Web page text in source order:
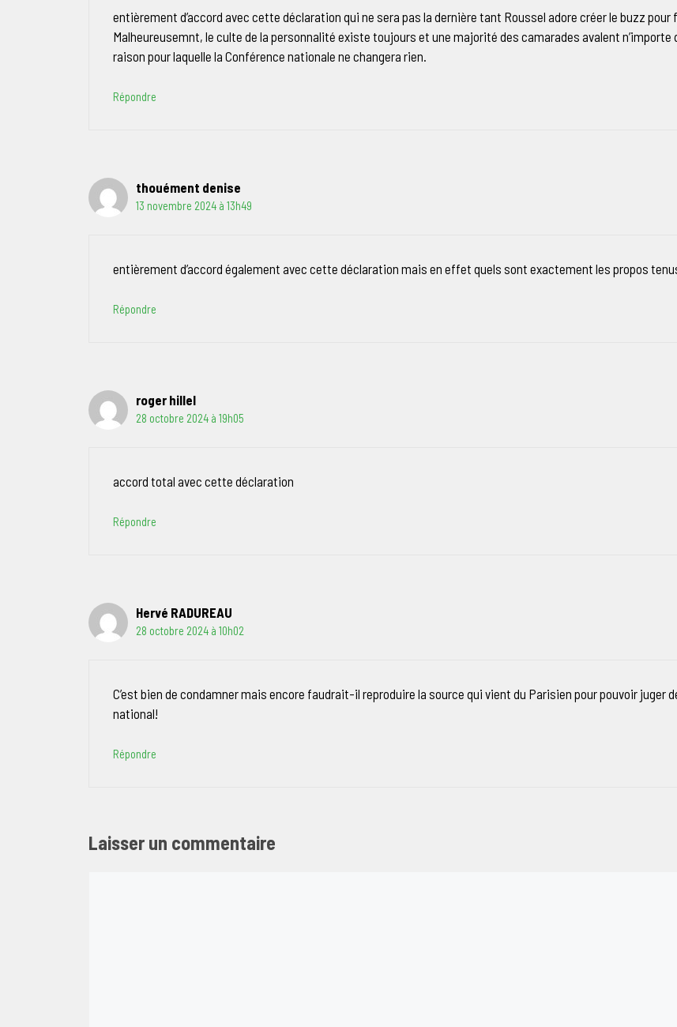
entièrement d’accord avec cette déclaration qui ne sera pas la dernière tant Roussel adore créer le buzz pour
Malheureusemnt, le culte de la personnalité existe toujours et une majorité des camarades avalent
raison pour laquelle la Conférence nationale ne changera rien.
Répondre
thouément denise
13 novembre 2024 à 13h49
entièrement d’accord également avec cette déclaration mais en effet quels sont exactement les propos
Répondre
roger hillel
28 octobre 2024 à 19h05
accord total avec cette déclaration
Répondre
Hervé RADUREAU
28 octobre 2024 à 10h02
C’est bien de condamner mais encore faudrait-il reproduire la source qui vient du Parisien pour pouvoir juger
national!
Répondre
Laisser un commentaire